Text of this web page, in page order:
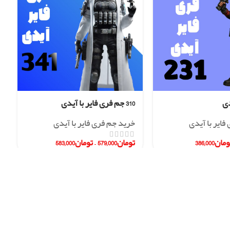
با آیدی
386,000
310 جم فری فایر با آیدی
خرید جم فری فایر با آیدی
تومان579,000
–تومان583,000